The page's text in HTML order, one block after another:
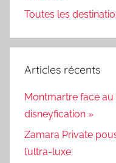
Toutes les
Articles récents
Montmartre face
disneyfication »
Zamara Private
l’ultra-luxe